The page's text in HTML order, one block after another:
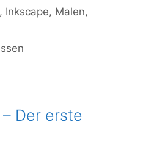
, Inkscape, Malen,
Der erste